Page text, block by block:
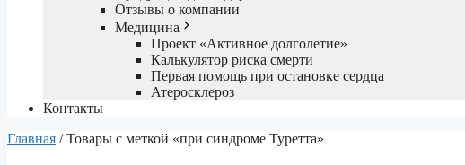
Отзывы о компании
Медицина
Проект «Активное долголетие»
Калькулятор риска смерти
Первая помощь при остановке сердца
Атеросклероз
Контакты
Главная / Товары с меткой «при синдроме Туретта»